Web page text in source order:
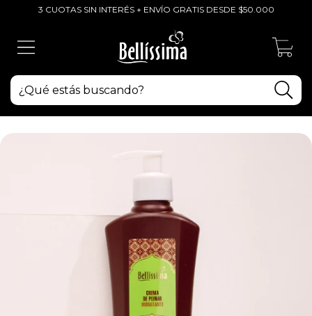
3 CUOTAS SIN INTERÉS + ENVÍO GRATIS DESDE $50.000